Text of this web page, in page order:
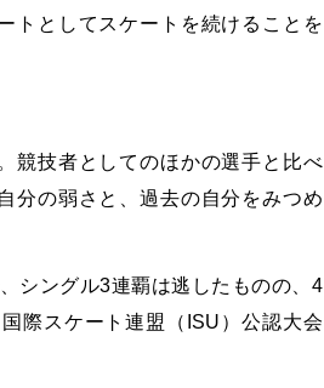
トとしてスケートを続けることを
競技者としてのほかの選手と比べ
分の弱さと、過去の自分をみつめ
シングル3連覇は逃したものの、4
国際スケート連盟（ISU）公認大会